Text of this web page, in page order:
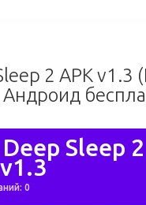
2 APK v1.3
Андроид
Sleep
0